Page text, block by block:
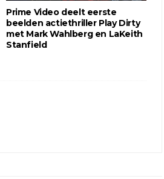
Prime Video deelt eerste
beelden actiethriller Play Dirty
met Mark Wahlberg en LaKeith
Stanfield